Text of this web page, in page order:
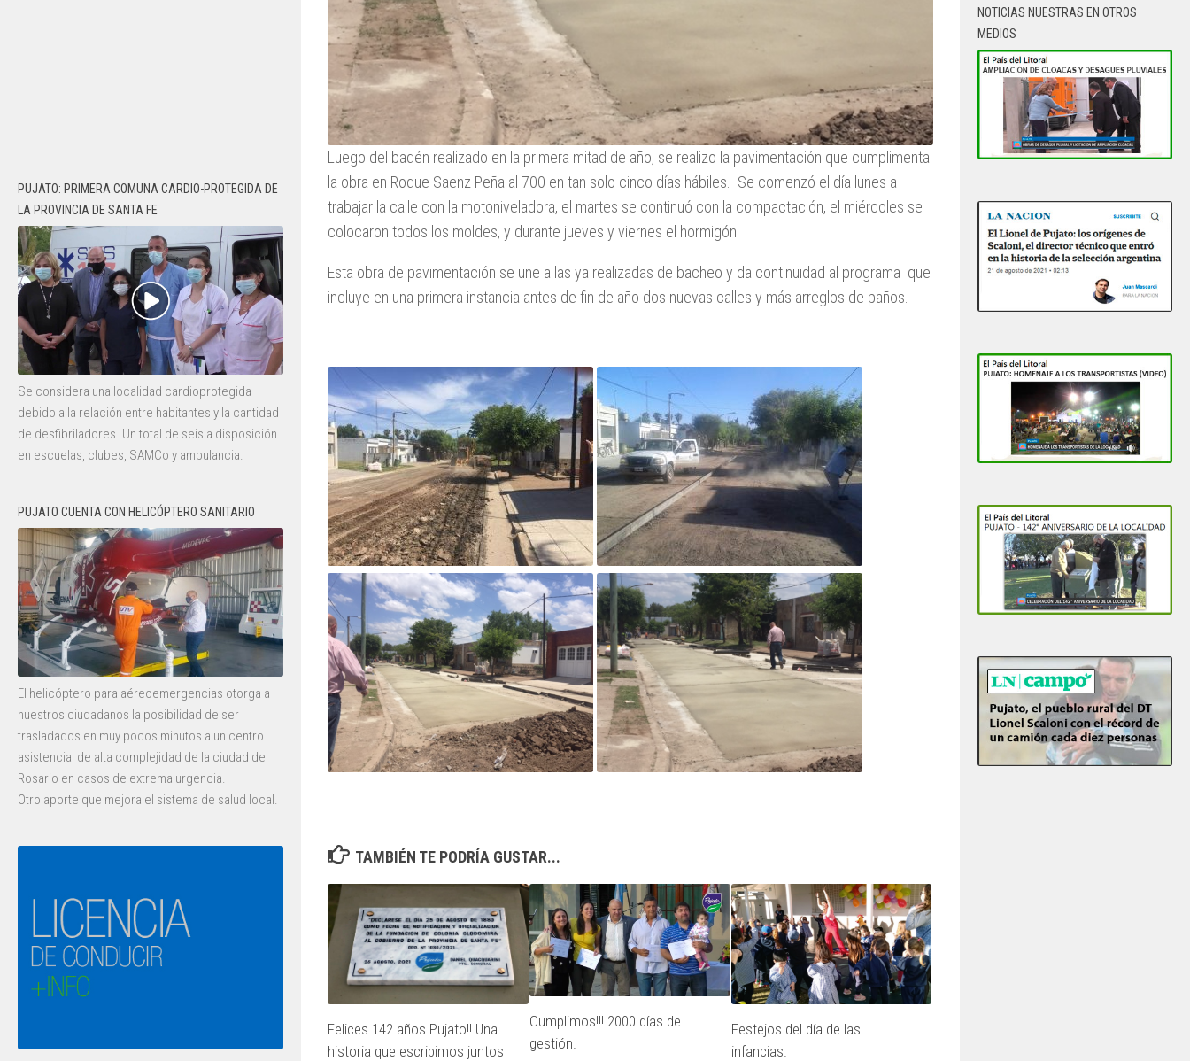
Luego del badén realizado en la primera mitad de año, se realizo la pavimentación que cumplimenta
la obra en Roque Saenz Peña al 700 en tan solo cinco días hábiles. Se comenzó el día lunes a
trabajar la calle con la motoniveladora, el martes se continuó con la compactación, el miércoles se
colocaron todos los moldes, y durante jueves y viernes el hormigón.
Esta obra de pavimentación se une a las ya realizadas de bacheo y da continuidad al programa que
incluye en una primera instancia antes de fin de año dos nuevas calles y más arreglos de paños.
TAMBIÉN TE PODRÍA GUSTAR...
Felices 142 años Pujato!! Una
historia que escribimos juntos
Cumplimos!!! 2000 días de
gestión.
Festejos del día de las
infancias.
PUJATO: PRIMERA COMUNA CARDIO-PROTEGIDA DE
LA PROVINCIA DE SANTA FE
Se considera una localidad cardioprotegida
debido a la relación entre habitantes y la cantidad
de desfibriladores. Un total de seis a disposición
en escuelas, clubes, SAMCo y ambulancia.
PUJATO CUENTA CON HELICÓPTERO SANITARIO
El helicóptero para aéreoemergencias otorga a
nuestros ciudadanos la posibilidad de ser
trasladados en muy pocos minutos a un centro
asistencial de alta complejidad de la ciudad de
Rosario en casos de extrema urgencia.
Otro aporte que mejora el sistema de salud local.
NOTICIAS NUESTRAS EN OTROS
MEDIOS